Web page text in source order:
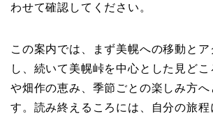
わせて確認してください。
この案内では、まず美幌への移動とア
し、続いて美幌峠を中心とした見ど
や畑作の恵み、季節ごとの楽しみ方へ
す。読み終えるころには、自分の旅程